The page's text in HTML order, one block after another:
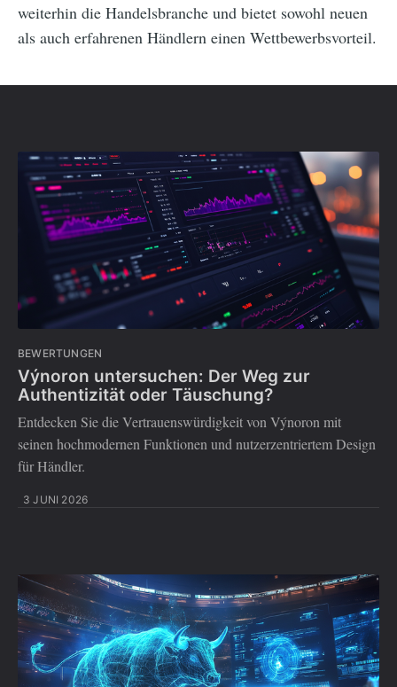
weiterhin die Handelsbranche und bietet sowohl neuen
als auch erfahrenen Händlern einen Wettbewerbsvorteil.
BEWERTUNGEN
Výnoron untersuchen: Der Weg zur
Authentizität oder Täuschung?
Entdecken Sie die Vertrauenswürdigkeit von Výnoron mit
seinen hochmodernen Funktionen und nutzerzentriertem Design
für Händler.
3 JUNI 2026